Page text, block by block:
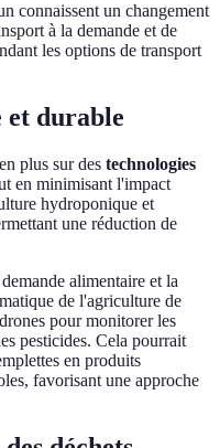
connaissent un changement
à la demande et de
les options de transport
durable
plus sur des technologies
en minimisant l'impact
hydroponique et
une réduction de
alimentaire et la
de l'agriculture de
pour monitorer les
pesticides. Cela pourrait
en produits
favorisant une approche